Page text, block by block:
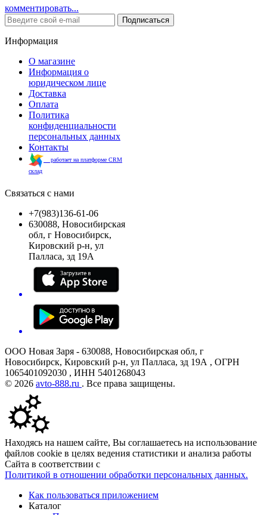
комментировать...
Подписаться
Информация
О магазине
Информация о
юридическом лице
Доставка
Оплата
Политика
конфиденциальности
персональных данных
Контакты
работает на платформе CRM
склад
Связаться с нами
+7(983)136-61-06
630088, Новосибирская
обл, г Новосибирск,
Кировский р-н, ул
Палласа, зд 19А
ООО Новая Заря - 630088, Новосибирская обл, г
Новосибирск, Кировский р-н, ул Палласа, зд 19А , ОГРН
1065401092030 , ИНН 5401268043
© 2026 avto-888.ru . Все права защищены.
Находясь на нашем сайте, Вы соглашаетесь на использование
файлов cookie в целях ведения статистики и анализа работы
Сайта в соответствии с
Политикой в отношении обработки персональных данных.
Как пользоваться приложением
Каталог